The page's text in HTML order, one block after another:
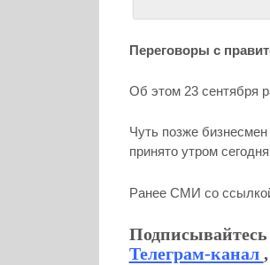
Переговоры с
Об этом 23 сентября
Чуть позже
принято утром
Ранее СМИ со
Телеграм-канал ,